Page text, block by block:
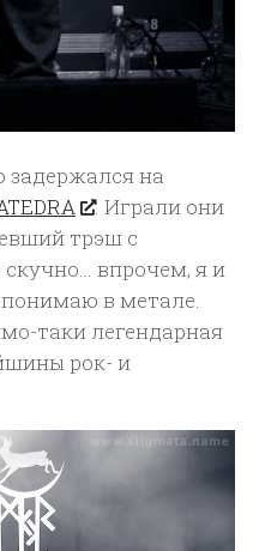
задержался на
. Играли они
трэш с
впрочем, я и
в метале.
таки легендарная
рок- и